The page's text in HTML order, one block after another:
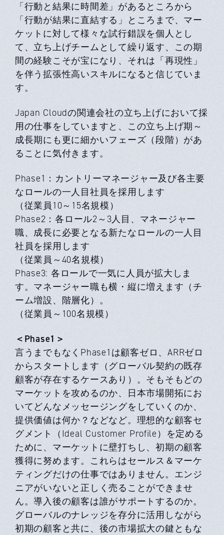
「行動と結果に時間差」があるところから
「行動が結果に直結する」ところまで、マー
ケットに対して様々な試行錯誤を個人とし
て、立ち上げチームとして繰り返す、この期
間の経験こそが宝になり、それは「再現性」
を伴う拡張性高いスキルになると信じていま
す。
Japan Cloudの関連会社の立ち上げにおいて採
用の仕事をしていますと、この立ち上げ期～
成長期にも更に細かいフェーズ（段階）があ
ることに気付きます。
Phase1：カントリーマネージャー及び各主要
なロールの一人目社員を採用します
（従業員10～15名規模）
Phase2：各ロール2～3人目、マネージャー
職、成長に必要となる新たなロールの一人目
社員を採用します
（従業員～40名規模）
Phase3: 各ロールで一気に人員が拡大しま
す。マネージャー職も横・縦に増えます（チ
ーム増設、階層化）。
（従業員～100名規模）
＜Phase1＞
言うまでもなくPhase1は顧客ゼロ、ARRゼロ
からスタートします（グローバル契約の既存
顧客が存在するケースあり）。そもそもどの
マーケットを攻めるのか、日本市場開拓にお
いてどんなメッセージングをしていくのか、
提供価値は何か？などなど。理想的な顧客セ
グメント（Ideal Customer Profile）を定める
ために、マーケットに壁打ちし、初期の顧客
獲得に努めます。これらはセールス＆マーケ
ティングだけの仕事ではありません。エンジ
ニアがいないと正しく売ることができませ
ん。導入後の顧客は誰がサポートするのか。
グローバルのナレッジを存分に活用しながら
初期の顧客と共に、後の市場拡大の鍵ともな